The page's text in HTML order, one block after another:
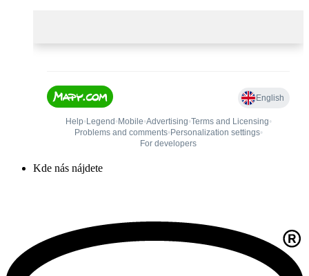
Kde nás nájdete